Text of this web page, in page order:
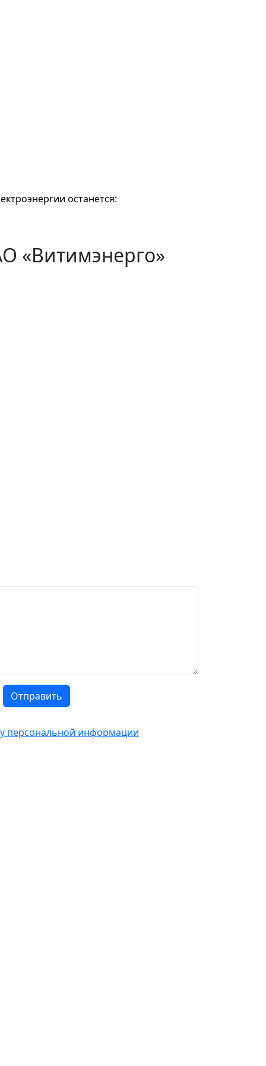
останется:
«Витимэнерго»
Отправить
персональной информации